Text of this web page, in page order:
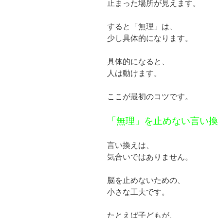
止まった場所が見えます。
すると「無理」は、
少し具体的になります。
具体的になると、
人は動けます。
ここが最初のコツです。
「無理」を止めない言い
言い換えは、
気合いではありません。
脳を止めないための、
小さな工夫です。
たとえば子どもが、